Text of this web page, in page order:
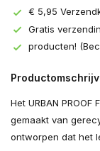
€ 5,95
Gratis
producten!
Het URBAN
gemaakt van
ontworpen dat het